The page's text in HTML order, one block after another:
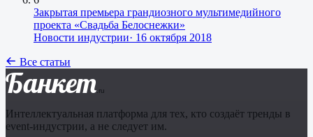
Закрытая премьера грандиозного мультимедийного
проекта «Свадьба Белоснежки»
Новости индустрии· 16 октября 2018
Все статьи
Банкет .ru
Интеллектуальная платформа для тех, кто создаёт тренды в
event-индустрии, а не следует им.